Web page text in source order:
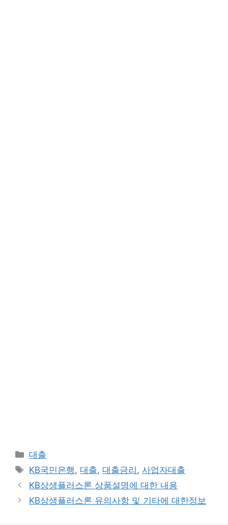
카
테
리
대출
태
그
KB국민은행,대출,대출금리 ,사업자대출
KB상생플러스론 상품설명에 대한 내용
KB상생플러스론 유의사항 및 기타에 대한정보